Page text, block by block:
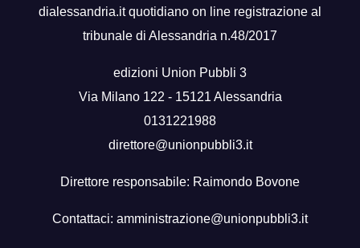
dialessandria.it quotidiano on line registrazione al
tribunale di Alessandria n.48/2017
edizioni Union Pubbli 3
Via Milano 122 - 15121 Alessandria
0131221988
direttore@unionpubbli3.it
Direttore responsabile: Raimondo Bovone
Contattaci: amministrazione@unionpubbli3.it